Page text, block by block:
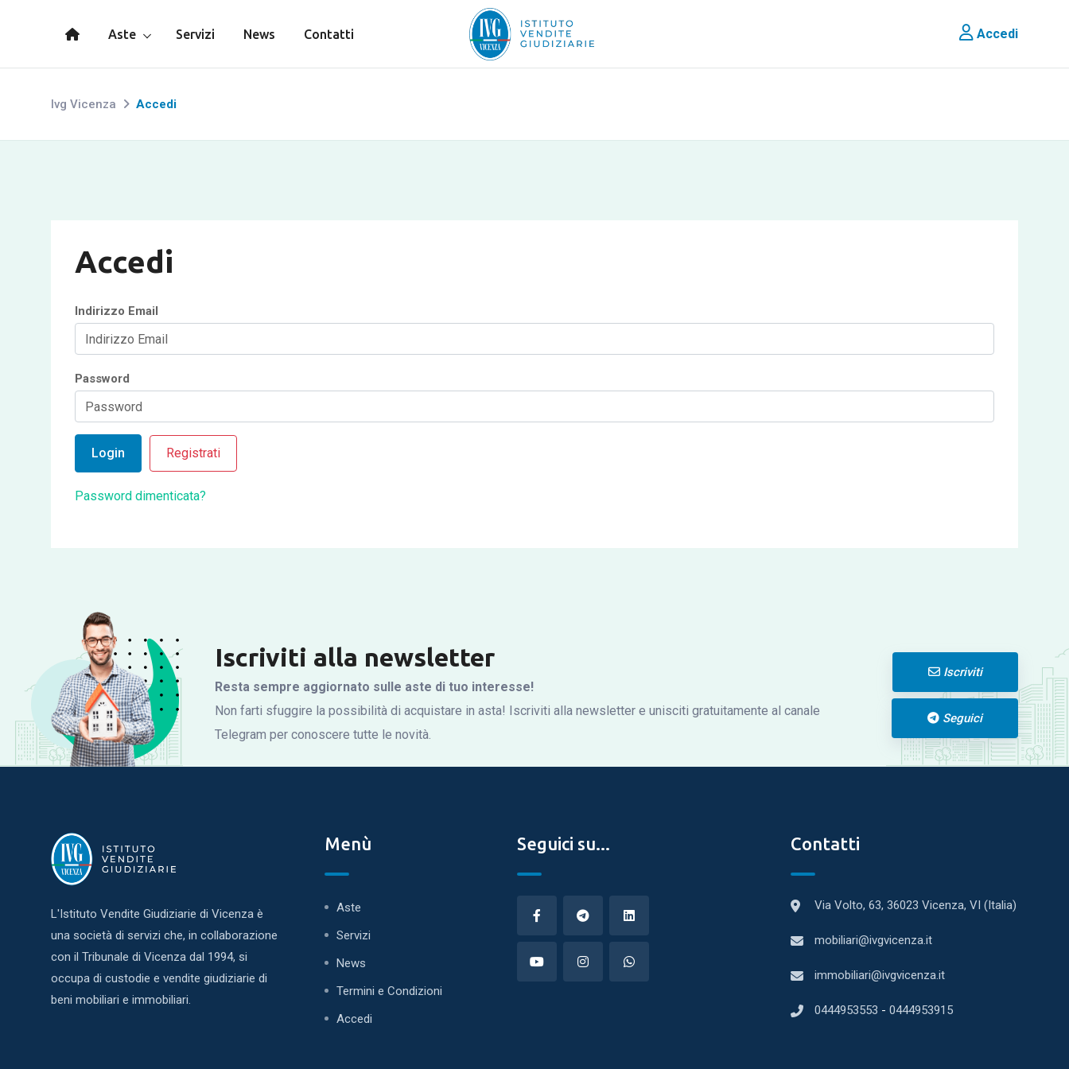
Aste Servizi News Contatti Accedi
Ivg Vicenza Accedi
Accedi
Indirizzo Email
Password
Login Registrati
Password dimenticata?
Iscriviti alla newsletter
Resta sempre aggiornato sulle aste di tuo interesse!
Non farti sfuggire la possibilità di acquistare in asta! Iscriviti alla newsletter e unisciti gratuitamente al canale
Telegram per conoscere tutte le novità.
Iscriviti
Seguici
L'Istituto Vendite Giudiziarie di Vicenza è
una società di servizi che, in collaborazione
con il Tribunale di Vicenza dal 1994, si
occupa di custodie e vendite giudiziarie di
beni mobiliari e immobiliari.
Menù
Aste
Servizi
News
Termini e Condizioni
Accedi
Seguici su... Contatti
Via Volto, 63, 36023 Vicenza, VI (Italia)
mobiliari@ivgvicenza.it
immobiliari@ivgvicenza.it
0444953553 - 0444953915